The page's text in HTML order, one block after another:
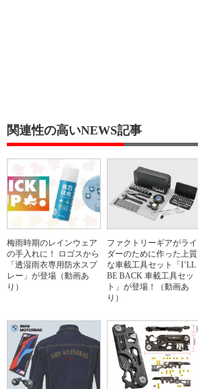
関連性の高いNEWS記事
梅雨時期のレインウェア
の手入れに！ ロゴスから
「透湿雨衣専用防水スプ
レー」が登場（動画あ
り）
ファクトリーギアがライ
ダーのために作った上質
な車載工具セット「I’LL
BE BACK 車載工具セッ
ト」が登場！（動画あ
り）